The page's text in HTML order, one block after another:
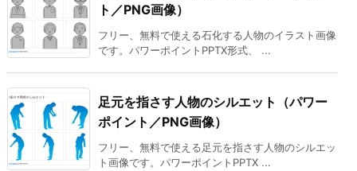
ト／PNG画像）
フリー、無料で使える石化する人物のイラスト画像
です。パワーポイントPPTX形式、 ...
足元を指さす人物のシルエット（パワー
ポイント／PNG画像）
フリー、無料で使える足元を指さす人物のシルエッ
ト画像です。パワーポイントPPTX ...